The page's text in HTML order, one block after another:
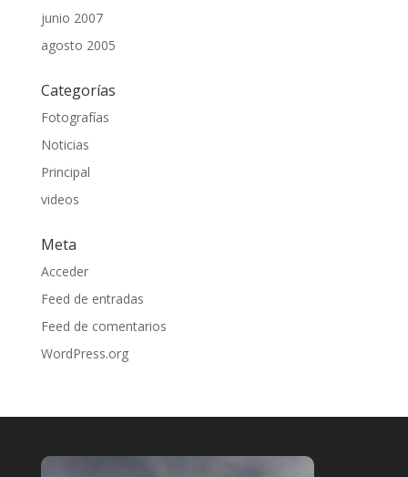
junio 2007
agosto 2005
Categorías
Fotografías
Noticias
Principal
videos
Meta
Acceder
Feed de entradas
Feed de comentarios
WordPress.org